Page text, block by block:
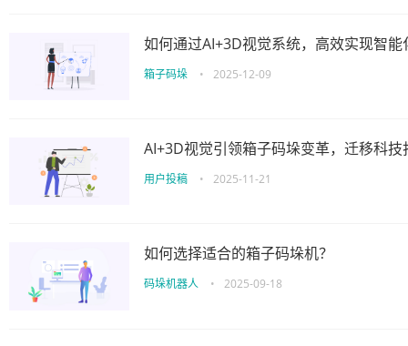
如何通过AI+3D视觉系统，高效实现智
箱子码垛 • 2025-12-09
AI+3D视觉引领箱子码垛变革，迁移科
用户投稿 • 2025-11-21
如何选择适合的箱子码垛机？
码垛机器人 • 2025-09-18